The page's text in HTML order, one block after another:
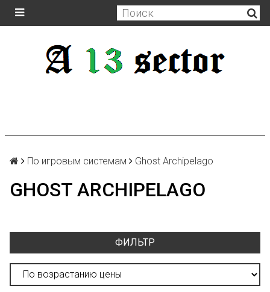
По игровым системам Ghost Archipelago
GHOST ARCHIPELAGO
ФИЛЬТР